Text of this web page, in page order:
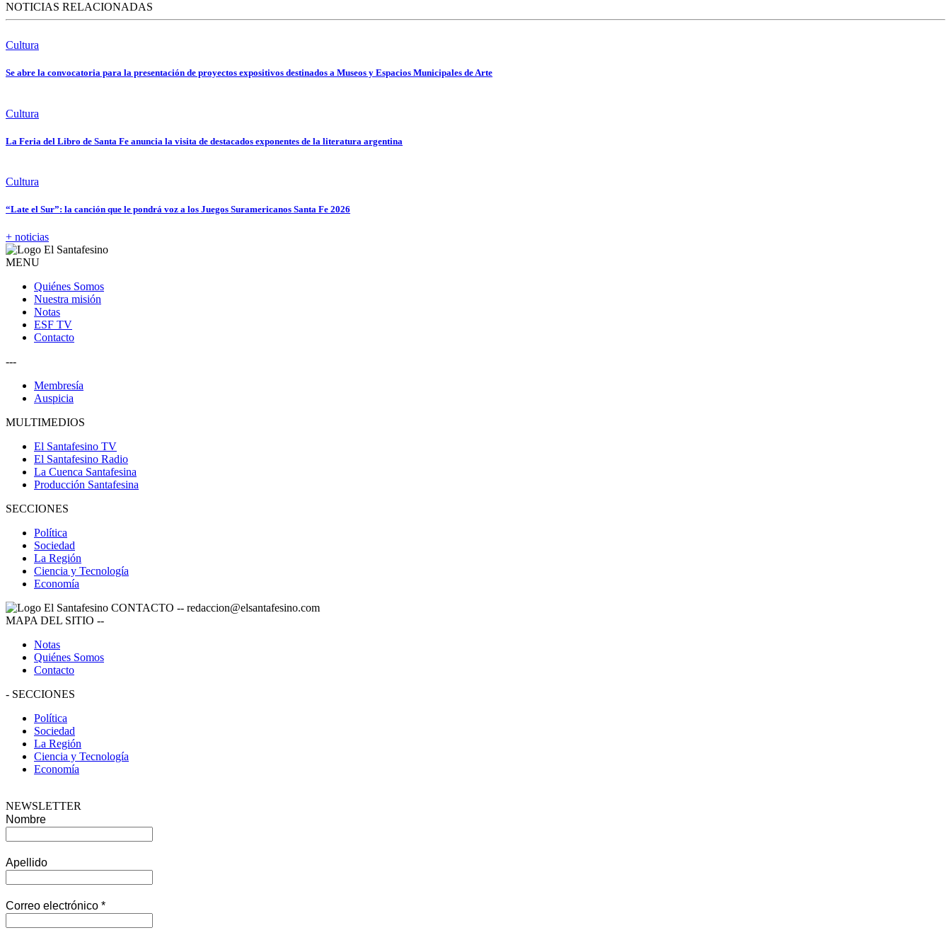
NOTICIAS RELACIONADAS
Cultura
Se abre la convocatoria para la presentación de proyectos expositivos destinados a Museos y Espacios Municipales de Arte
Cultura
La Feria del Libro de Santa Fe anuncia la visita de destacados exponentes de la literatura argentina
Cultura
“Late el Sur”: la canción que le pondrá voz a los Juegos Suramericanos Santa Fe 2026
+ noticias
MENU
Quiénes Somos
Nuestra misión
Notas
ESF TV
Contacto
---
Membresía
Auspicia
MULTIMEDIOS
El Santafesino TV
El Santafesino Radio
La Cuenca Santafesina
Producción Santafesina
SECCIONES
Política
Sociedad
La Región
Ciencia y Tecnología
Economía
CONTACTO -- redaccion@elsantafesino.com
MAPA DEL SITIO --
Notas
Quiénes Somos
Contacto
- SECCIONES
Política
Sociedad
La Región
Ciencia y Tecnología
Economía
NEWSLETTER
Nombre
Apellido
Correo electrónico *